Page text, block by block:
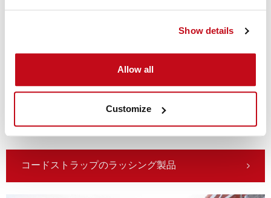
Show details
Allow all
Customize
コードストラップのラッシング製品は、作業のスピードア
ップと安全をお届けします。コードストラップは、お客様
に必要な工数と要員も考慮した上で、ソリューションを構
築します。その結果、最大のコスト効率が達成できます。
コードストラップのラッシング製品